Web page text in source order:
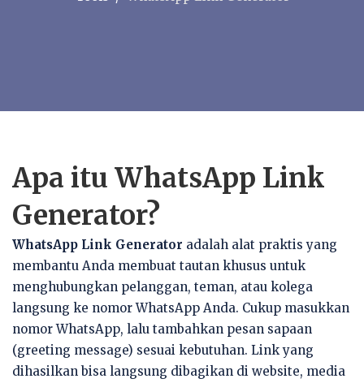
Apa itu WhatsApp Link
Generator?
WhatsApp Link Generator adalah alat praktis yang
membantu Anda membuat tautan khusus untuk
menghubungkan pelanggan, teman, atau kolega
langsung ke nomor WhatsApp Anda. Cukup masukkan
nomor WhatsApp, lalu tambahkan pesan sapaan
(greeting message) sesuai kebutuhan. Link yang
dihasilkan bisa langsung dibagikan di website, media